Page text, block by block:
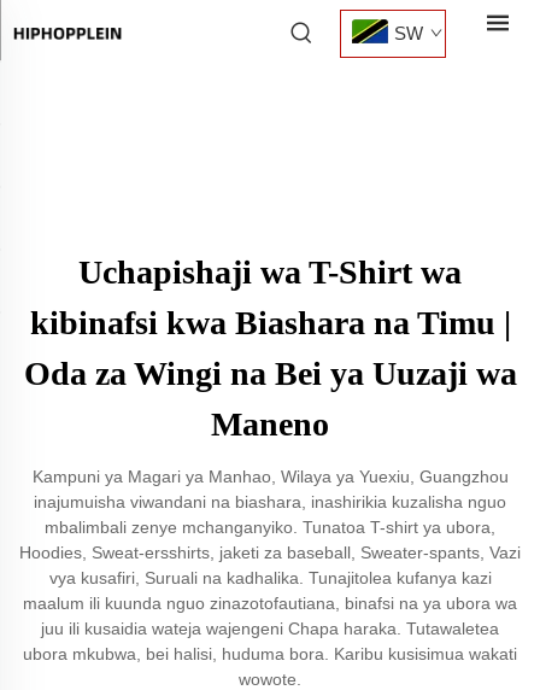
SW
Uchapishaji wa T-Shirt wa
kibinafsi kwa Biashara na Timu |
Oda za Wingi na Bei ya Uuzaji wa
Maneno
Kampuni ya Magari ya Manhao, Wilaya ya Yuexiu, Guangzhou
inajumuisha viwandani na biashara, inashirikia kuzalisha nguo
mbalimbali zenye mchanganyiko. Tunatoa T-shirt ya ubora,
Hoodies, Sweat-ersshirts, jaketi za baseball, Sweater-spants, Vazi
vya kusafiri, Suruali na kadhalika. Tunajitolea kufanya kazi
maalum ili kuunda nguo zinazotofautiana, binafsi na ya ubora wa
juu ili kusaidia wateja wajengeni Chapa haraka. Tutawaletea
ubora mkubwa, bei halisi, huduma bora. Karibu kusisimua wakati
wowote.